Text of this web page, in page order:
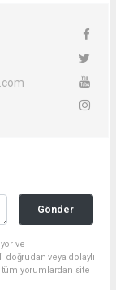
Gönder
ve
veya dolaylı
tüm yorumlardan site